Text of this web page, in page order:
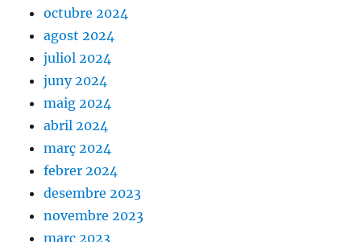
octubre 2024
agost 2024
juliol 2024
juny 2024
maig 2024
abril 2024
març 2024
febrer 2024
desembre 2023
novembre 2023
març 2023